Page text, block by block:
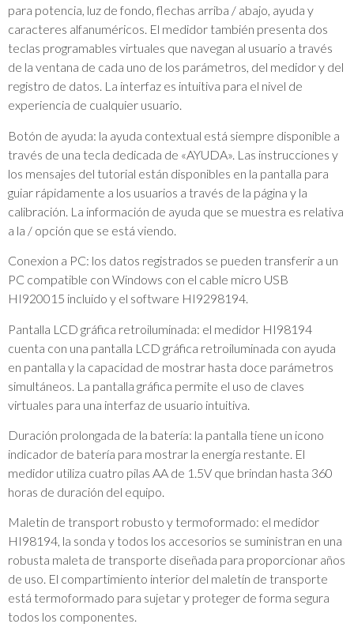
para potencia, luz de fondo, flechas arriba / abajo, ayuda y
caracteres alfanuméricos. El medidor también presenta dos
teclas programables virtuales que navegan al usuario a través
de la ventana de cada uno de los parámetros, del medidor y del
registro de datos. La interfaz es intuitiva para el nivel de
experiencia de cualquier usuario.
Botón de ayuda: la ayuda contextual está siempre disponible a
través de una tecla dedicada de «AYUDA». Las instrucciones y
los mensajes del tutorial están disponibles en la pantalla para
guiar rápidamente a los usuarios a través de la página y la
calibración. La información de ayuda que se muestra es relativa
a la / opción que se está viendo.
Conexion a PC: los datos registrados se pueden transferir a un
PC compatible con Windows con el cable micro USB
HI920015 incluido y el software HI9298194.
Pantalla LCD gráfica retroiluminada: el medidor HI98194
cuenta con una pantalla LCD gráfica retroiluminada con ayuda
en pantalla y la capacidad de mostrar hasta doce parámetros
simultáneos. La pantalla gráfica permite el uso de claves
virtuales para una interfaz de usuario intuitiva.
Duración prolongada de la batería: la pantalla tiene un icono
indicador de batería para mostrar la energía restante. El
medidor utiliza cuatro pilas AA de 1.5V que brindan hasta 360
horas de duración del equipo.
Maletin de transport robusto y termoformado: el medidor
HI98194, la sonda y todos los accesorios se suministran en una
robusta maleta de transporte diseñada para proporcionar años
de uso. El compartimiento interior del maletín de transporte
está termoformado para sujetar y proteger de forma segura
todos los componentes.